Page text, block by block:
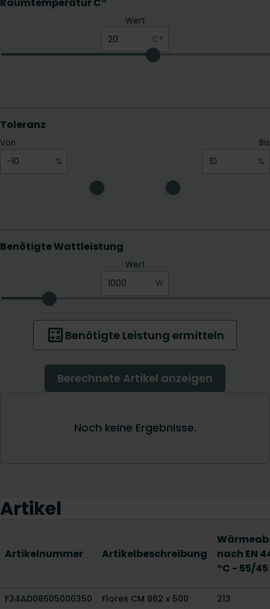
Artikel
Artikelnummer Artikelbeschreibung
nach EN
°C - 55/
F34AD08605000350 Flores CM 862 x 500
213